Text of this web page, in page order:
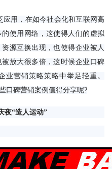
用，在如今社会化和互联网高
使用网络，这使得人们的虚拟
源互换出现，也使得企业被人
放大很多倍，这时候企业口碑
业营销策略策略中举足轻重。
口碑营销案例值得分享呢?
夜“造人运动”